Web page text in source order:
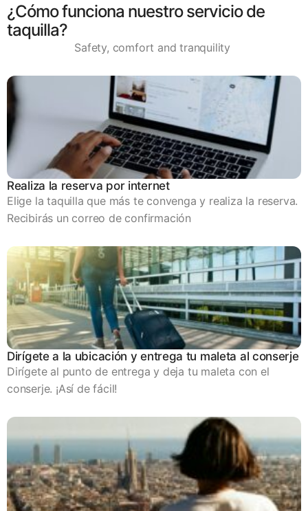
¿Cómo funciona nuestro servicio de
taquilla?
Safety, comfort and tranquility
Realiza la reserva por internet
Elige la taquilla que más te convenga y realiza la reserva.
Recibirás un correo de confirmación
Dirígete a la ubicación y entrega tu maleta al conserje
Dirígete al punto de entrega y deja tu maleta con el
conserje. ¡Así de fácil!